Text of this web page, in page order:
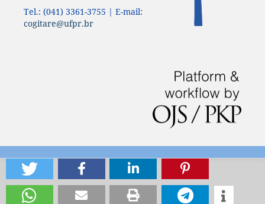
Tel.: (041) 3361-3755 | E-mail:
cogitare@ufpr.br